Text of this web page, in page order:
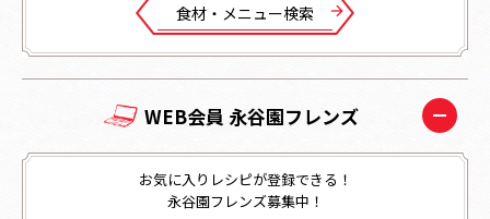
⾷材・メニュー検索
WEB会員 永谷園フレンズ
お気に入りレシピが登録できる！
永谷園フレンズ募集中！